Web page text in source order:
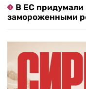
В ЕС придумали
замороженными